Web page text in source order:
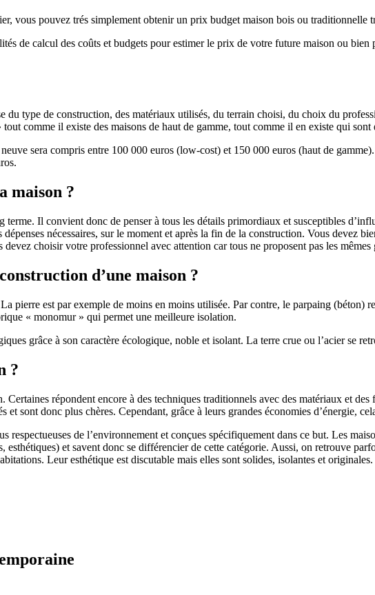
vous pouvez trés simplement obtenir un prix budget maison bois ou traditionnelle
de calcul des coûts et budgets pour estimer le prix de votre future maison ou
du type de construction, des matériaux utilisés, du terrain choisi, du choix du
comme il existe des maisons de haut de gamme, tout comme il en existe qui sont
sera compris entre 100 000 euros (low-cost) et 150 000 euros (haut de
maison ?
Il convient donc de penser à tous les détails primordiaux et susceptibles
nécessaires, sur le moment et après la fin de la construction. Vous devez
choisir votre professionnel avec attention car tous ne proposent pas les
d’une maison ?
pierre est par exemple de moins en moins utilisée. Par contre, le parpaing (béton)
« monomur » qui permet une meilleure isolation.
grâce à son caractère écologique, noble et isolant. La terre crue ou l’acier se
?
répondent encore à des techniques traditionnels avec des matériaux et
sont donc plus chères. Cependant, grâce à leurs grandes économies d’énergie,
respectueuses de l’environnement et conçues spécifiquement dans ce but. Les
esthétiques) et savent donc se différencier de cette catégorie. Aussi, on retrouve
Leur esthétique est discutable mais elles sont solides, isolantes et originales.